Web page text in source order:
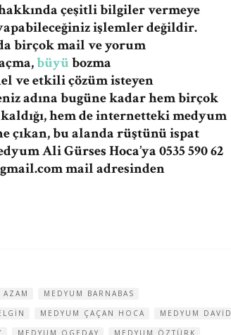
çeşitli bilgiler vermeye
işlemler değildir.
birçok mail ve yorum
büyübozma
ve etkili çözüm isteyen
adına bugüne kadar hem birçok
hem de internetteki medyum
çıkan, bu alanda rüştünü ispat
Ali Gürses Hoca’ya 0535 590 62
mail adresinden
AZAM
MEDYUM BARNABAS
MEDYUM ÇAÇAN HOCA
MEDYUM DAVID
MEDYUM OGEDAY
MEDYUM ÖZTÜRK